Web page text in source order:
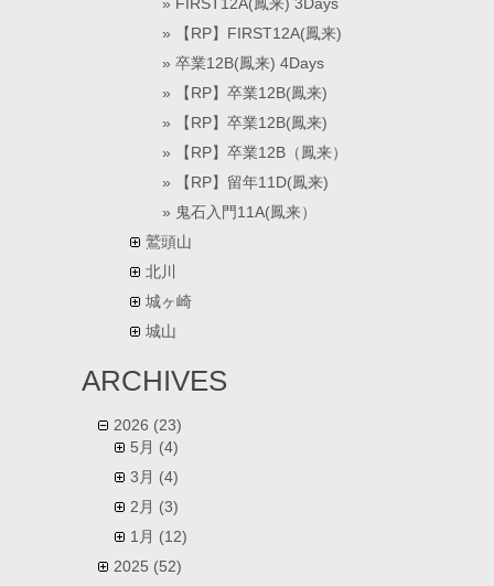
【RP】FIRST12A(鳳来)
卒業12B(鳳来) 4Days
【RP】卒業12B(鳳来)
【RP】卒業12B(鳳来)
【RP】卒業12B（鳳来）
【RP】留年11D(鳳来)
鬼石入門11A(鳳来）
鷲頭山
北川
城ヶ崎
城山
ARCHIVES
2026 (23)
5月 (4)
3月 (4)
2月 (3)
1月 (12)
2025 (52)